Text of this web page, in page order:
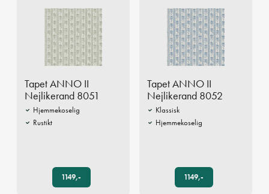
Tapet ANNO II
Nejlikerand 8051
Hjemmekoselig
Rustikt
1149,-
Tapet ANNO II
Nejlikerand 8052
Klassisk
Hjemmekoselig
1149,-